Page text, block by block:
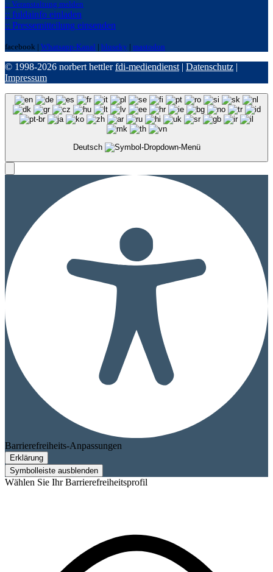
:: Veranstaltung melden
:: fuldainfo einladen
:: Pressemitteilung einsenden
facebook | Whatsapp-Kanal | bluseky | mastodon
© 1998-2026 norbert hettlerfdi-mediendienst | Datenschutz |
Impressum
Deutsch
Barrierefreiheits-Anpassungen
Erklärung
Symbolleiste ausblenden
Wählen Sie Ihr Barrierefreiheitsprofil